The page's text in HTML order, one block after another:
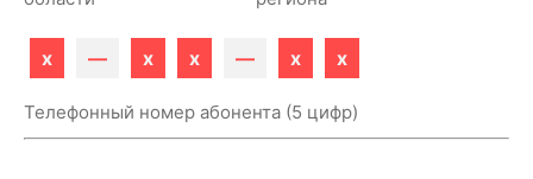
x — x x — x x
Телефонный номер абонента (5 цифр)